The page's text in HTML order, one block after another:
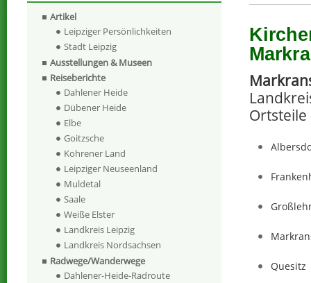
Ortsteile
Quesitz
Artikel
Leipziger Persönlichkeiten
Stadt Leipzig
Ausstellungen & Museen
Reiseberichte
Dahlener Heide
Dübener Heide
Elbe
Goitzsche
Kohrener Land
Leipziger Neuseenland
Muldetal
Saale
Weiße Elster
Landkreis Leipzig
Landkreis Nordsachsen
Radwege/Wanderwege
Dahlener-Heide-Radroute